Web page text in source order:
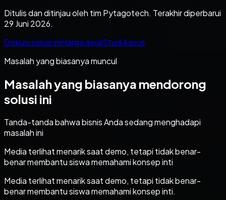
Ditulis dan ditinjau oleh tim Pytagotech. Terakhir diperbarui
29 Juni 2026.
Diskusi solusi iniHarga awalStudi kasus
Masalah yang biasanya muncul
Masalah yang biasanya mendorong
solusi ini
Tanda-tanda bahwa bisnis Anda sedang menghadapi
masalah ini
Media terlihat menarik saat demo, tetapi tidak benar-
benar membantu siswa memahami konsep inti
Media terlihat menarik saat demo, tetapi tidak benar-
benar membantu siswa memahami konsep inti.